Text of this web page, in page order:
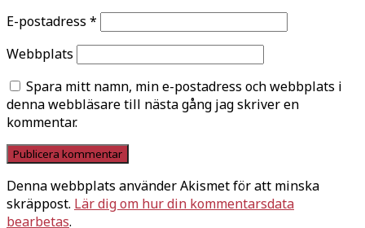
E-postadress *
Webbplats
Spara mitt namn, min e-postadress och webbplats i
denna webbläsare till nästa gång jag skriver en
kommentar.
Denna webbplats använder Akismet för att minska
skräppost. Lär dig om hur din kommentarsdata
bearbetas.